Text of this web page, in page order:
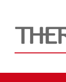
springen